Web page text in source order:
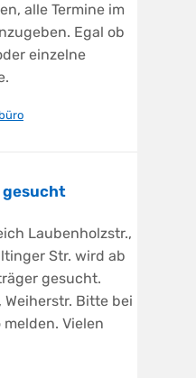
alle Termine im
Egal ob
einzelne
Laubenholzstr.,
Str. wird ab
gesucht.
Bitte bei
Vielen